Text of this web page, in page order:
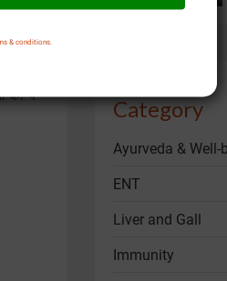
& conditions.
पर
को ये
Category
Ayurveda & Well-
ENT
Liver and Gall
Immunity